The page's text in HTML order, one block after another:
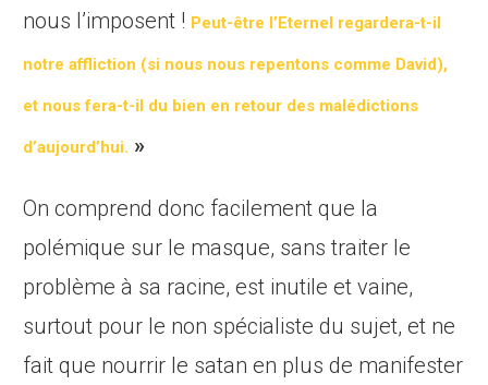
nous l’imposent ! Peut-être l’Eternel regardera-t-il
notre affliction (si nous nous repentons comme David),
et nous fera-t-il du bien en retour des malédictions
d’aujourd’hui. »
On comprend donc facilement que la
polémique sur le masque, sans traiter le
problème à sa racine, est inutile et vaine,
surtout pour le non spécialiste du sujet, et ne
fait que nourrir le satan en plus de manifester